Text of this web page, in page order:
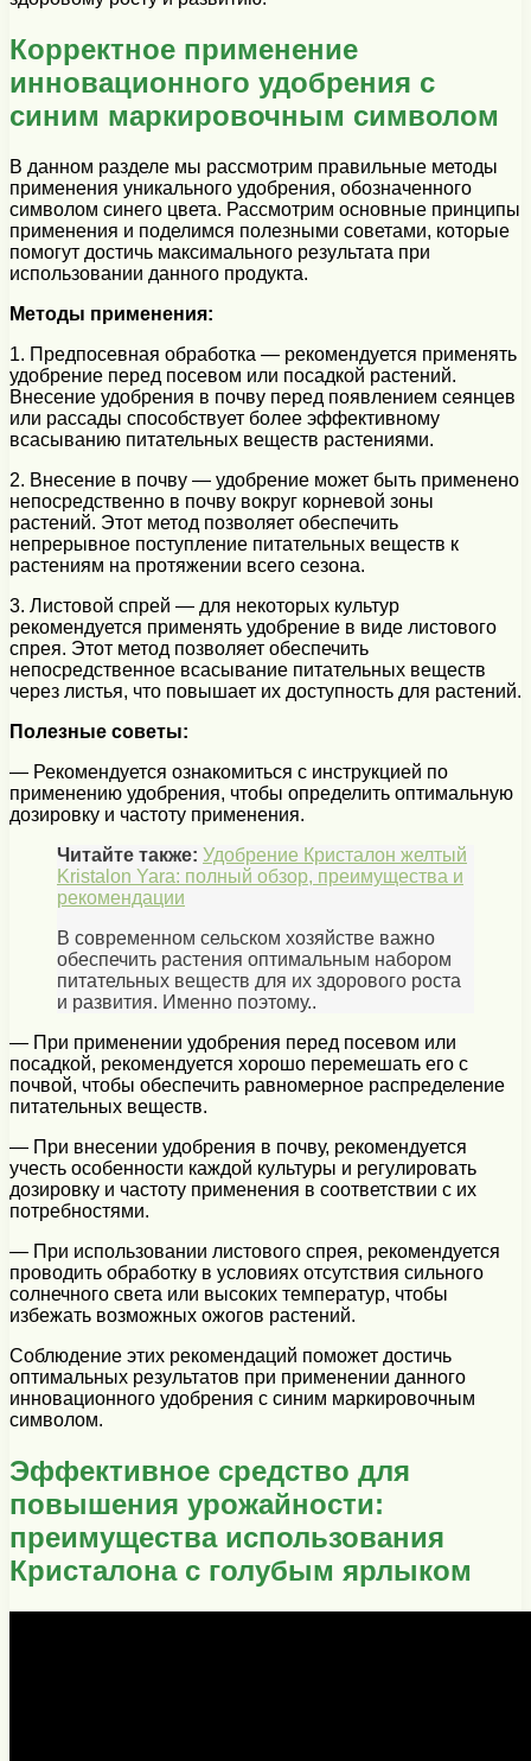
Корректное применение
инновационного удобрения с
синим маркировочным символом
В данном разделе мы рассмотрим правильные методы
применения уникального удобрения, обозначенного
символом синего цвета. Рассмотрим основные принципы
применения и поделимся полезными советами, которые
помогут достичь максимального результата при
использовании данного продукта.
Методы применения:
1. Предпосевная обработка — рекомендуется применять
удобрение перед посевом или посадкой растений.
Внесение удобрения в почву перед появлением сеянцев
или рассады способствует более эффективному
всасыванию питательных веществ растениями.
2. Внесение в почву — удобрение может быть применено
непосредственно в почву вокруг корневой зоны
растений. Этот метод позволяет обеспечить
непрерывное поступление питательных веществ к
растениям на протяжении всего сезона.
3. Листовой спрей — для некоторых культур
рекомендуется применять удобрение в виде листового
спрея. Этот метод позволяет обеспечить
непосредственное всасывание питательных веществ
через листья, что повышает их доступность для растений.
Полезные советы:
— Рекомендуется ознакомиться с инструкцией по
применению удобрения, чтобы определить оптимальную
дозировку и частоту применения.
Читайте также: Удобрение Кристалон желтый
Kristalon Yara: полный обзор, преимущества и
рекомендации
В современном сельском хозяйстве важно
обеспечить растения оптимальным набором
питательных веществ для их здорового роста
и развития. Именно поэтому..
— При применении удобрения перед посевом или
посадкой, рекомендуется хорошо перемешать его с
почвой, чтобы обеспечить равномерное распределение
питательных веществ.
— При внесении удобрения в почву, рекомендуется
учесть особенности каждой культуры и регулировать
дозировку и частоту применения в соответствии с их
потребностями.
— При использовании листового спрея, рекомендуется
проводить обработку в условиях отсутствия сильного
солнечного света или высоких температур, чтобы
избежать возможных ожогов растений.
Соблюдение этих рекомендаций поможет достичь
оптимальных результатов при применении данного
инновационного удобрения с синим маркировочным
символом.
Эффективное средство для
повышения урожайности:
преимущества использования
Кристалона с голубым ярлыком